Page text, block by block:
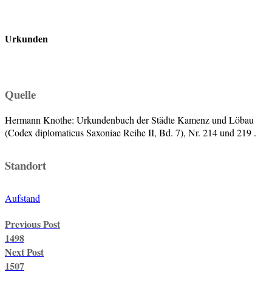
Urkunden
Quelle
Hermann Knothe: Urkundenbuch der Städte Kamenz und Löbau
(Codex diplomaticus Saxoniae Reihe II, Bd. 7), Nr. 214 und 219 .
Standort
Aufstand
navigation
Previous Post
1498
Next Post
1507